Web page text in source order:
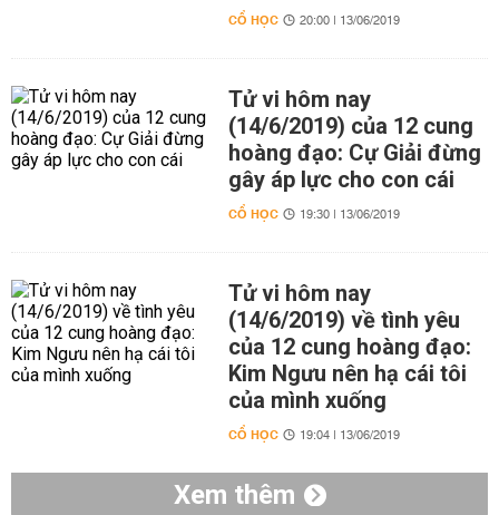
CỔ HỌC 20:00 | 13/06/2019
Tử vi hôm nay
(14/6/2019) của 12 cung
hoàng đạo: Cự Giải đừng
gây áp lực cho con cái
CỔ HỌC 19:30 | 13/06/2019
Tử vi hôm nay
(14/6/2019) về tình yêu
của 12 cung hoàng đạo:
Kim Ngưu nên hạ cái tôi
của mình xuống
CỔ HỌC 19:04 | 13/06/2019
Xem thêm